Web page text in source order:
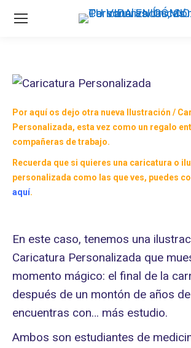
Por aquí os dejo otra nueva Ilustración /
Personalizada, esta vez como un regalo
compañeras de trabajo.
Recuerda que si quieres una caricatura o
personalizada como las que ves, puedes
aquí.
En este caso, tenemos una
Caricatura Personalizada que
momento mágico: el final de la
después de un montón de años
encuentras con… más estudio.
Ambos son estudiantes de